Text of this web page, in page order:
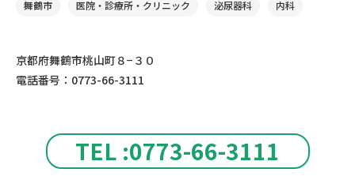
TEL :0773-66-3111
舞鶴市 医院・診療所・クリニック 泌尿器科 内科
京都府舞鶴市桃山町８−３０
電話番号：0773-66-3111